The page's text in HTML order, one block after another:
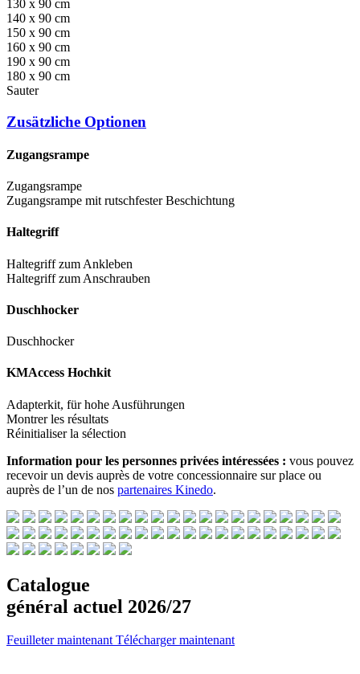
130 x 90 cm
140 x 90 cm
150 x 90 cm
160 x 90 cm
190 x 90 cm
180 x 90 cm
Sauter
Zusätzliche Optionen
Zugangsrampe
Zugangsrampe
Zugangsrampe mit rutschfester Beschichtung
Haltegriff
Haltegriff zum Ankleben
Haltegriff zum Anschrauben
Duschhocker
Duschhocker
KMAccess Hochkit
Adapterkit, für hohe Ausführungen
Montrer les résultats
Réinitialiser la sélection
Information pour les personnes privées intéressées : vous pouvez
recevoir un devis auprès de votre concessionnaire sur place ou
auprès de l’un de nos partenaires Kinedo.
Catalogue
général actuel 2026/27
Feuilleter maintenantTélécharger maintenant